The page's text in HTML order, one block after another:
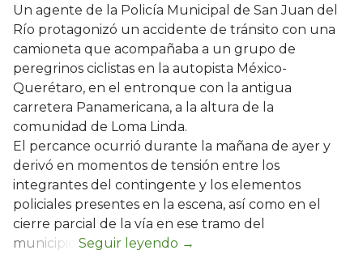
Un agente de la Policía Municipal de San Juan del
Río protagonizó un accidente de tránsito con una
camioneta que acompañaba a un grupo de
peregrinos ciclistas en la autopista México-
Querétaro, en el entronque con la antigua
carretera Panamericana, a la altura de la
comunidad de Loma Linda.
El percance ocurrió durante la mañana de ayer y
derivó en momentos de tensión entre los
integrantes del contingente y los elementos
policiales presentes en la escena, así como en el
cierre parcial de la vía en ese tramo del
municipio.